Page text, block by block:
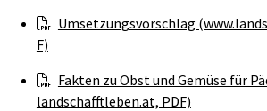
Umsetzungsvorschlag
F)
Fakten zu Obst und Gemüse für
landschafftleben.at, PDF)